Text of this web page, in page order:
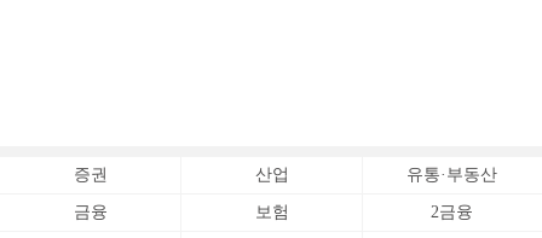
증권 산업 유통·부동산
금융 보험 2금융